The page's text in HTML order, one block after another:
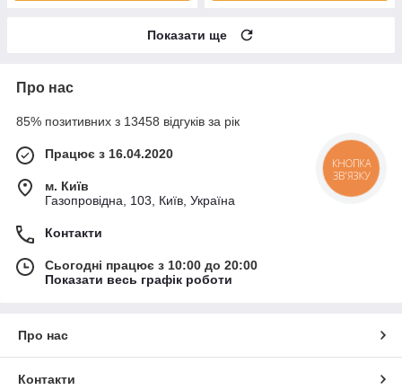
Показати ще
Про нас
85% позитивних з 13458 відгуків за рік
Працює з 16.04.2020
м. Київ
Газопровідна, 103, Київ, Україна
Контакти
Сьогодні працює з 10:00 до 20:00
Показати весь графік роботи
Про нас
Контакти
КНОПКА
ЗВ'ЯЗКУ